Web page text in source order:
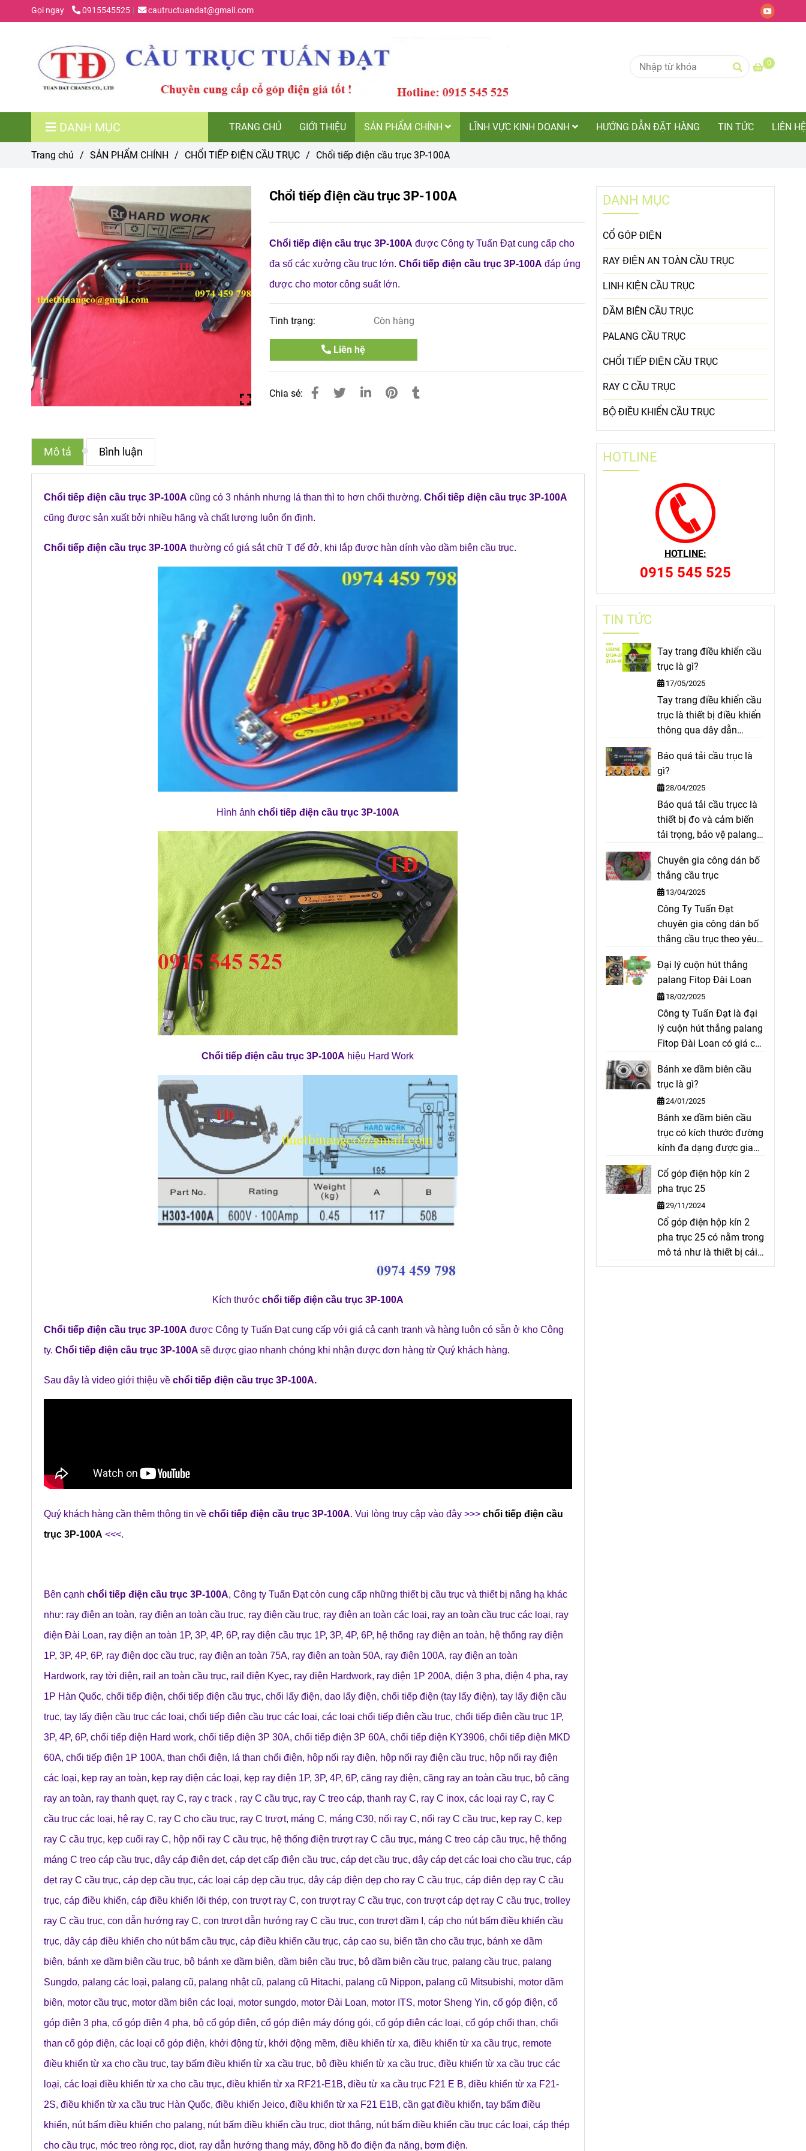
Gọi ngay 0915545525 cautructuandat@gmail.com
0
DANH MỤC TRANG CHỦ GIỚI THIỆU SẢN PHẨM CHÍNH LĨNH VỰC KINH DOANH HƯỚNG DẪN ĐẶT HÀNG TIN TỨC LIÊN HỆ
Trang chủ / SẢN PHẨM CHÍNH / CHỔI TIẾP ĐIỆN CẦU TRỤC / Chổi tiếp điện cầu trục 3P-100A
Chổi tiếp điện cầu trục 3P-100A
Chổi tiếp điện cầu trục 3P-100A được Công ty Tuấn Đạt cung cấp cho
đa số các xưởng cầu trục lớn. Chổi tiếp điện cầu trục 3P-100A đáp ứng
được cho motor công suất lớn.
Tình trạng: Còn hàng
Liên hệ
Chia sẻ:
Mô tả Bình luận
Chổi tiếp điện cầu trục 3P-100A cũng có 3 nhánh nhưng lá than thì to hơn chổi thường. Chổi tiếp điện cầu trục 3P-100A
cũng được sản xuất bởi nhiều hãng và chất lượng luôn ổn định.
Chổi tiếp điện cầu trục 3P-100A thường có giá sắt chữ T để đở, khi lắp được hàn dính vào dầm biên cầu trục.
Hình ảnh chổi tiếp điện cầu trục 3P-100A
Chổi tiếp điện cầu trục 3P-100A hiệu Hard Work
Kích thước chổi tiếp điện cầu trục 3P-100A
Chổi tiếp điện cầu trục 3P-100A được Công ty Tuấn Đạt cung cấp với giá cả cạnh tranh và hàng luôn có sẵn ở kho Công
ty. Chổi tiếp điện cầu trục 3P-100A sẽ được giao nhanh chóng khi nhận được đơn hàng từ Quý khách hàng.
Sau đây là video giới thiệu về chổi tiếp điện cầu trục 3P-100A.
Quý khách hàng cần thêm thông tin về chổi tiếp điện cầu trục 3P-100A. Vui lòng truy cập vào đây >>> chổi tiếp điện cầu
trục 3P-100A <<<.
Bên cạnh chổi tiếp điện cầu trục 3P-100A, Công ty Tuấn Đạtcòn cung cấp những thiết bị cầu trục và thiết bị nâng hạ khác
như: ray điện an toàn, ray điện an toàn cầu trục, ray điện cầu trục, ray điện an toàn các loại, ray an toàn cầu trục các loại, ray
điện Đài Loan, ray điện an toàn 1P, 3P, 4P, 6P, ray điện cầu trục 1P, 3P, 4P, 6P, hệ thống ray điện an toàn, hệ thống ray điện
1P, 3P, 4P, 6P, ray điện dọc cầu trục, ray điện an toàn 75A, ray điện an toàn 50A, ray điện 100A, ray điện an toàn
Hardwork, ray tời điện, rail an toàn cầu trục, rail điện Kyec, ray điện Hardwork, ray điện 1P 200A, điện 3 pha, điện 4 pha, ray
1P Hàn Quốc, chổi tiếp điện, chổi tiếp điện cầu trục, chổi lấy điện, dao lấy điện, chổi tiếp điện (tay lấy điện), tay lấy điện cầu
trục, tay lấy điện cầu trục các loại, chổi tiếp điện cầu trục các loại, các loại chổi tiếp điện cầu trục, chổi tiếp điện cầu trục 1P,
3P, 4P, 6P, chổi tiếp điện Hard work, chổi tiếp điện 3P 30A, chổi tiếp điện 3P 60A, chổi tiếp điện KY3906, chổi tiếp điện MKD
60A, chổi tiếp điện 1P 100A, than chổi điện, lá than chổi điện, hộp nối ray điện, hộp nối ray điện cầu trục, hộp nối ray điện
các loại, kẹp ray an toàn, kẹp ray điện các loại, kẹp ray điện 1P, 3P, 4P, 6P, căng ray điện, căng ray an toàn cầu trục, bộ căng
ray an toàn, ray thanh quẹt, ray C, ray c track , ray C cầu trục, ray C treo cáp, thanh ray C, ray C inox, các loại ray C, ray C
cầu trục các loại, hệ ray C, ray C cho cầu trục, ray C trượt, máng C, máng C30, nối ray C, nối ray C cầu trục, kẹp ray C, kẹp
ray C cầu trục, kẹp cuối ray C, hộp nối ray C cầu trục, hệ thống điện trượt ray C cầu trục, máng C treo cáp cầu trục, hệ thống
máng C treo cáp cầu trục, dây cáp điện dẹt, cáp dẹt cấp điện cầu trục, cáp dẹt cầu trục, dây cáp dẹt các loại cho cầu trục, cáp
dẹt ray C cầu trục, cáp dẹp cầu trục, các loại cáp dẹp cầu trục, dây cáp điện dẹp cho ray C cầu trục, cáp điên dẹp ray C cầu
trục, cáp điều khiển, cáp điều khiển lõi thép, con trượt ray C, con trượt ray C cầu trục, con trượt cáp dẹt ray C cầu trục, trolley
ray C cầu trục, con dẫn hướng ray C, con trượt dẫn hướng ray C cầu trục, con trượt dầm I , cáp cho nút bấm điều khiển cầu
trục, dây cáp điều khiển cho nút bấm cầu trục, cáp điều khiển cầu trục, cáp cao su, biến tần cho cầu trục, bánh xe dầm
biên, bánh xe dầm biên cầu trục, bộ bánh xe dầm biên, dầm biên cầu trục, bộ dầm biên cầu trục, palang cầu trục, palang
Sungdo, palang các loại, palang cũ, palang nhật cũ, palang cũ Hitachi, palang cũ Nippon, palang cũ Mitsubishi, motor dầm
biên, motor cầu trục, motor dầm biên các loại, motor sungdo, motor Đài Loan, motor ITS, motor Sheng Yin, cổ góp điện, cổ
góp điện 3 pha, cổ góp điện 4 pha, bộ cổ góp điện, cổ góp điện máy đóng gói, cổ góp điện các loại, cổ góp chổi than, chổi
than cổ góp điện, các loại cổ góp điện, khởi động từ, khởi động mềm, điều khiển từ xa, điều khiển từ xa cầu trục, remote
điều khiển từ xa cho cầu trục, tay bấm điều khiển từ xa cầu trục, bộ điều khiển từ xa cầu trục, điều khiển từ xa cầu trục các
loại, các loại điều khiển từ xa cho cầu trục, điều khiển từ xa RF21-E1B, điều từ xa cầu trục F21 E B, điều khiển từ xa F21-
2S, điều khiển từ xa cầu truc Hàn Quốc, điều khiển Jeico, điều khiển từ xa F21 E1B, cần gạt điều khiển, tay bấm điều
khiển, nút bấm điều khiển cho palang, nút bấm điều khiển cầu trục, diot thắng, nút bấm điều khiển cầu trục các loại, cáp thép
cho cầu trục, móc treo ròng rọc, diot, ray dẫn hướng thang máy, đồng hồ đo điện đa năng, bơm điện.
DANH MỤC
CỔ GÓP ĐIỆN
RAY ĐIỆN AN TOÀN CẦU TRỤC
LINH KIỆN CẦU TRỤC
DẦM BIÊN CẦU TRỤC
PALANG CẦU TRỤC
CHỔI TIẾP ĐIỆN CẦU TRỤC
RAY C CẦU TRỤC
BỘ ĐIỀU KHIỂN CẦU TRỤC
HOTLINE
HOTLINE:
0915 545 525
TIN TỨC
Tay trang điều khiển cầu
trục là gì?
17/05/2025
Tay trang điều khiển cầu
trục là thiết bị điều khiển
thông qua dây dẫn
cho cầu trục trong các
nhà máy đường, thuỷ
điện, xử lý rác, xe cầu ...
Báo quá tải cầu trục là
gì?
28/04/2025
Báo quá tải cầu trụcc là
thiết bị đo và cảm biến
tải trọng, bảo vệ palang
báo cho người dùng biết
được. Báo quá tải cầu
trục là thiết bị an toàn
bảo vệ cầu trục khỏi bị
quá tải.
Chuyên gia công dán bố
thắng cầu trục
13/04/2025
Công Ty Tuấn Đạt
chuyên gia công dán bố
thắng cầu trục theo yêu
coil, bố cong cho thắng
thuỷ lực, bố trục lục giác,
bố xe ô tô, ... đảm bảo
chất lượng bền trong quá
trình vận hành của động
cơ.
Đại lý cuộn hút thắng
palang Fitop Đài Loan
18/02/2025
Công ty Tuấn Đạt là đại
lý cuộn hút thắng palang
Fitop Đài Loan có giá cả
có đầy đủ các loại cuộn
hút palang Fitop.
Bánh xe dầm biên cầu
trục là gì?
24/01/2025
Bánh xe dầm biên cầu
trục có kích thước đường
kính đa dạng được gia
được tôi cao tần ở nhiệt
độ cao đảm bảo được
độ cứng vững chắc
chắn.
Cổ góp điện hộp kín 2
pha trục 25
29/11/2024
Cổ góp điện hộp kín 2
pha trục 25 có nằm trong
mô tả như là thiết bị cải
tiến so với cổ góp điện